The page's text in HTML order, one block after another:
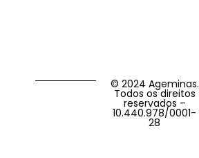
© 2024 Ageminas.
Todos os direitos
reservados –
10.440.978/0001-
28‎‎